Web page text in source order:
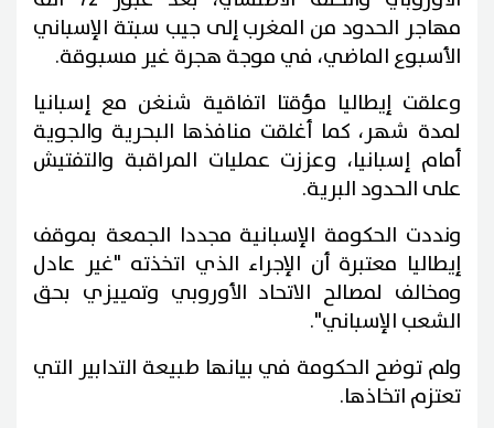
مهاجر الحدود من المغرب إلى جيب سبتة الإسباني
الأسبوع الماضي، في موجة هجرة غير مسبوقة.
وعلقت إيطاليا مؤقتا اتفاقية شنغن مع إسبانيا
لمدة شهر، كما أغلقت منافذها البحرية والجوية
أمام إسبانيا، وعززت عمليات المراقبة والتفتيش
على الحدود البرية.
ونددت الحكومة الإسبانية مجددا الجمعة بموقف
إيطاليا معتبرة أن الإجراء الذي اتخذته "غير عادل
ومخالف لمصالح الاتحاد الأوروبي وتمييزي بحق
الشعب الإسباني".
ولم توضح الحكومة في بيانها طبيعة التدابير التي
تعتزم اتخاذها.